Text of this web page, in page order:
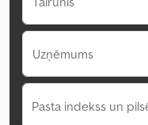
Uzņēmums
Pasta indekss un